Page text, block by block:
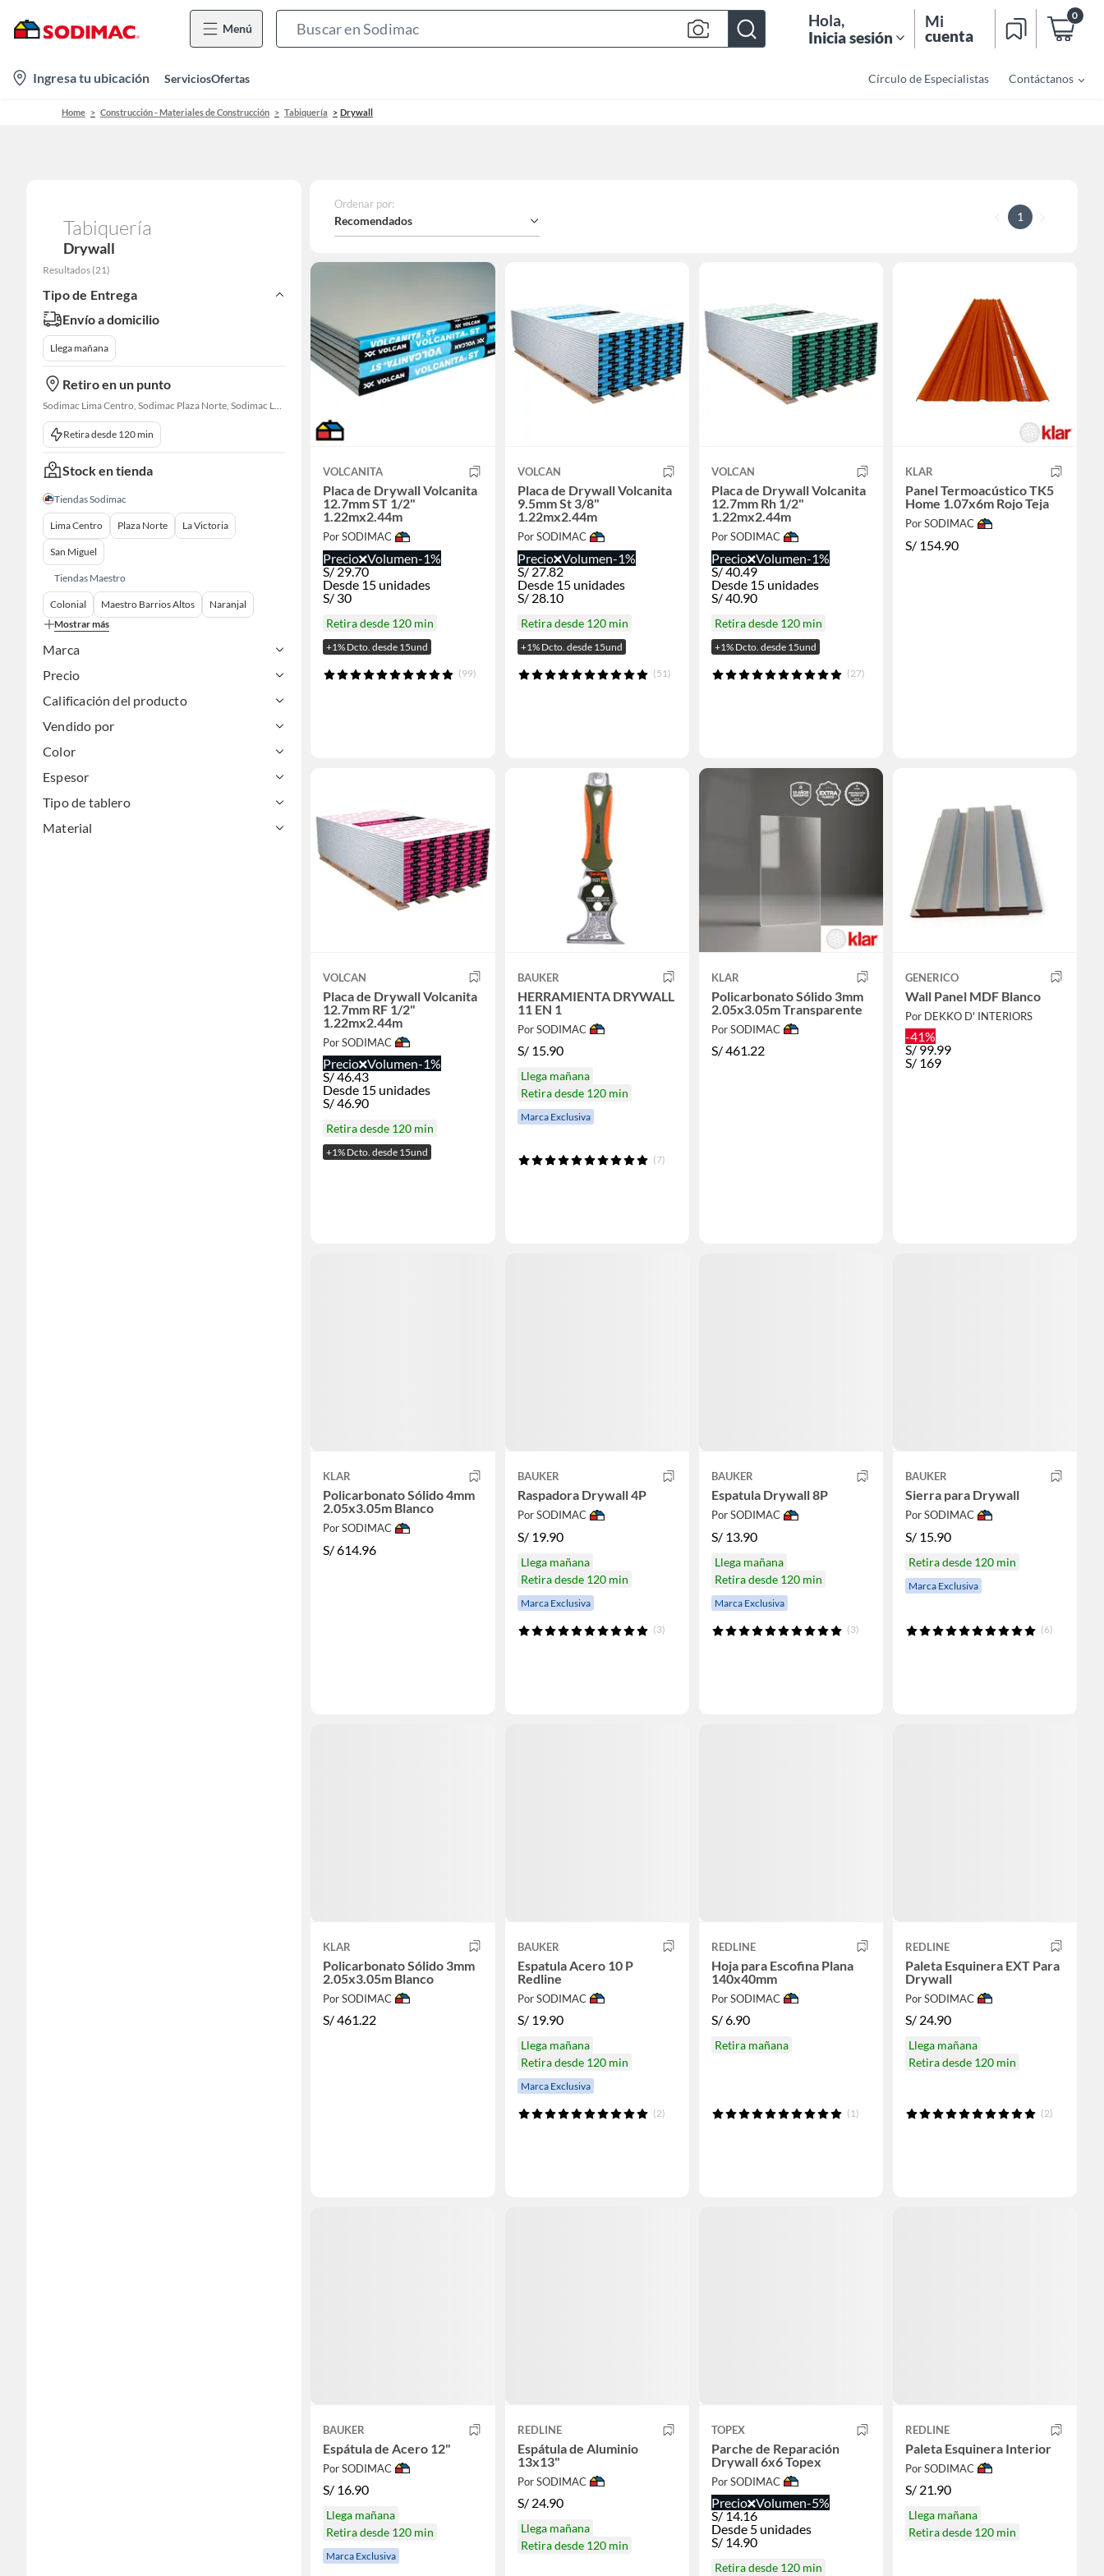
Menú
Bar
Hola,
Inicia sesión
Mi
cuenta
0
location-
icon
Ingresa tu ubicación ServiciosOfertas Círculo de Especialistas Contáctanos
Home Construcción - Materiales de Construcción Tabiquería Drywall
Tabiquería
Drywall
Resultados (21)
Tipo de Entrega
Envío a domicilio
Llega mañana
Retiro en un punto
Sodimac Lima Centro, Sodimac Plaza Norte, Sodimac La Victoria, Sodimac San Miguel, Sodimac S. J. Lurigancho, Sodimac Primavera, Sodimac Chacarilla, Sodimac Av. La Molina, Sodimac Colonial, Maestro Barrios Altos, Sodimac Naranjal
Retira desde 120 min
Stock en tienda
Tiendas Sodimac
Lima Centro Plaza Norte La Victoria
San Miguel
Tiendas Maestro
Colonial Maestro Barrios Altos
Naranjal
Mostrar más
Marca
Precio
Calificación del producto
Vendido por
Color
Espesor
Tipo de tablero
Material
Ordenar por:
Recomendados 1
VOLCANITA
Placa de Drywall Volcanita
12.7mm ST 1/2"
1.22mx2.44m
Por SODIMAC
Precio Volumen-1%
S/29.70
Desde 15 unidades
S/ 30
Retira desde 120 min
+1% Dcto. desde 15und
(99)
VOLCAN
Placa de Drywall Volcanita
9.5mm St 3/8"
1.22mx2.44m
Por SODIMAC
Precio Volumen-1%
S/27.82
Desde 15 unidades
S/ 28.10
Retira desde 120 min
+1% Dcto. desde 15und
(51)
VOLCAN
Placa de Drywall Volcanita
12.7mm Rh 1/2"
1.22mx2.44m
Por SODIMAC
Precio Volumen-1%
S/40.49
Desde 15 unidades
S/40.90
Retira desde 120 min
+1% Dcto. desde 15und
(27)
KLAR
Panel Termoacústico TK5
Home 1.07x6m Rojo Teja
Por SODIMAC
S/ 154.90
VOLCAN
Placa de Drywall Volcanita
12.7mm RF 1/2"
1.22mx2.44m
Por SODIMAC
Precio Volumen-1%
S/46.43
Desde 15 unidades
S/46.90
Retira desde 120 min
+1% Dcto. desde 15und
BAUKER
HERRAMIENTA DRYWALL
11 EN 1
Por SODIMAC
S/ 15.90
Llega mañana
Retira desde 120 min
Marca Exclusiva
(7)
KLAR
Policarbonato Sólido 3mm
2.05x3.05m Transparente
Por SODIMAC
S/461.22
GENERICO
Wall Panel MDF Blanco
Por DEKKO D' INTERIORS
-41%
S/99.99
S/ 169
KLAR
Policarbonato Sólido 4mm
2.05x3.05m Blanco
Por SODIMAC
S/614.96
BAUKER
Raspadora Drywall 4P
Por SODIMAC
S/ 19.90
Llega mañana
Retira desde 120 min
Marca Exclusiva
(3)
BAUKER
Espatula Drywall 8P
Por SODIMAC
S/ 13.90
Llega mañana
Retira desde 120 min
Marca Exclusiva
(3)
BAUKER
Sierra para Drywall
Por SODIMAC
S/ 15.90
Retira desde 120 min
Marca Exclusiva
(6)
KLAR
Policarbonato Sólido 3mm
2.05x3.05m Blanco
Por SODIMAC
S/461.22
BAUKER
Espatula Acero 10 P
Redline
Por SODIMAC
S/ 19.90
Llega mañana
Retira desde 120 min
Marca Exclusiva
(2)
REDLINE
Hoja para Escofina Plana
140x40mm
Por SODIMAC
S/6.90
Retira mañana
(1)
REDLINE
Paleta Esquinera EXT Para
Drywall
Por SODIMAC
S/ 24.90
Llega mañana
Retira desde 120 min
(2)
BAUKER
Espátula de Acero 12"
Por SODIMAC
S/ 16.90
Llega mañana
Retira desde 120 min
Marca Exclusiva
REDLINE
Espátula de Aluminio
13x13"
Por SODIMAC
S/ 24.90
Llega mañana
Retira desde 120 min
TOPEX
Parche de Reparación
Drywall 6x6 Topex
Por SODIMAC
Precio Volumen-5%
S/ 14.16
Desde 5 unidades
S/ 14.90
Retira desde 120 min
REDLINE
Paleta Esquinera Interior
Por SODIMAC
S/ 21.90
Llega mañana
Retira desde 120 min